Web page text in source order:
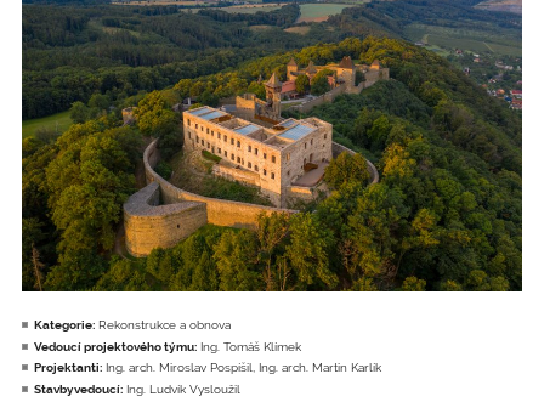
Kategorie: Rekonstrukce a obnova
Vedoucí projektového týmu: Ing. Tomáš Klímek
Projektanti: Ing. arch. Miroslav Pospíšil, Ing. arch. Martin Karlík
Stavbyvedoucí: Ing. Ludvík Vysloužil